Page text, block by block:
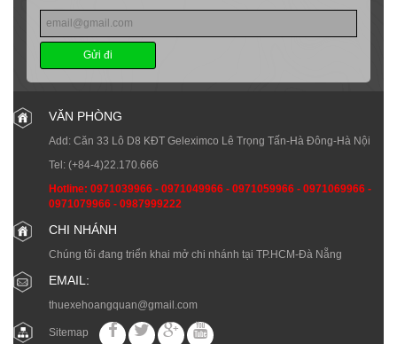
Gửi đi
VĂN PHÒNG
Add: Căn 33 Lô D8 KĐT Geleximco Lê Trọng Tấn-Hà Đông-Hà Nội
Tel: (+84-4)22.170.666
Hotline: 0971039966 - 0971049966 - 0971059966 - 0971069966 -
0971079966 - 0987999222
CHI NHÁNH
Chúng tôi đang triển khai mở chi nhánh tại TP.HCM-Đà Nẵng
EMAIL:
thuexehoangquan@gmail.com
Sitemap